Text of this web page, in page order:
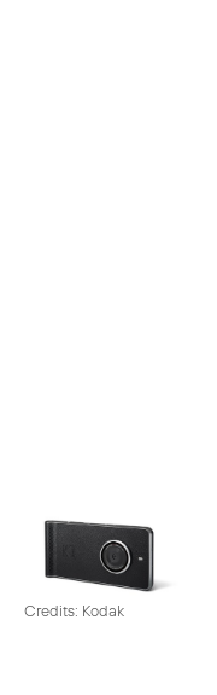
Credits: Kodak